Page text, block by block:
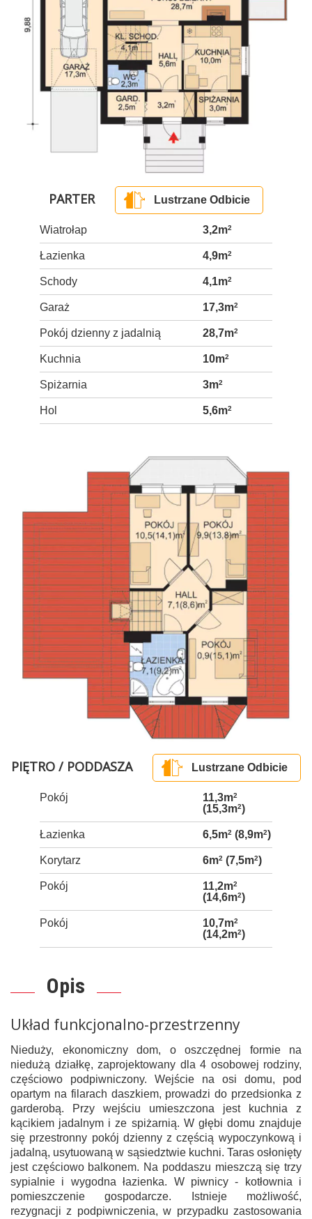
PARTER Lustrzane Odbicie
Wiatrołap 3,2m2
Łazienka 4,9m2
Schody 4,1m2
Garaż 17,3m2
Pokój dzienny z jadalnią 28,7m2
Kuchnia 10m2
Spiżarnia 3m2
Hol 5,6m2
PIĘTRO / PODDASZA Lustrzane Odbicie
Pokój 11,3m2
(15,3m2)
Łazienka 6,5m2(8,9m2)
Korytarz 6m2(7,5m2)
Pokój 11,2m2
(14,6m2)
Pokój 10,7m2
(14,2m2)
Opis
Układ funkcjonalno-przestrzenny
Nieduży, ekonomiczny dom, o oszczędnej formie na
niedużą działkę, zaprojektowany dla 4 osobowej rodziny,
częściowo podpiwniczony. Wejście na osi domu, pod
opartym na filarach daszkiem, prowadzi do przedsionka z
garderobą. Przy wejściu umieszczona jest kuchnia z
kącikiem jadalnym i ze spiżarnią. W głębi domu znajduje
się przestronny pokój dzienny z częścią wypoczynkową i
jadalną, usytuowaną w sąsiedztwie kuchni. Taras osłonięty
jest częściowo balkonem. Na poddaszu mieszczą się trzy
sypialnie i wygodna łazienka. W piwnicy - kotłownia i
pomieszczenie gospodarcze. Istnieje możliwość,
rezygnacji z podpiwniczenia, w przypadku zastosowania